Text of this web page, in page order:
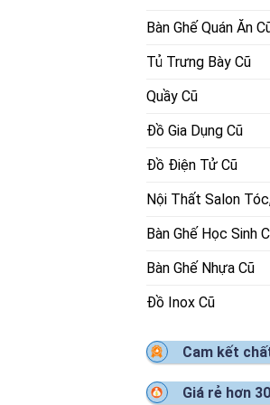
Bàn Ghế Quán Ăn
Tủ Trưng Bày Cũ
Quầy Cũ
Đồ Gia Dụng Cũ
Đồ Điện Tử Cũ
Nội Thất Salon
Bàn Ghế Học Sinh
Bàn Ghế Nhựa Cũ
Đồ Inox Cũ
Cam kết
Giá rẻ hơn